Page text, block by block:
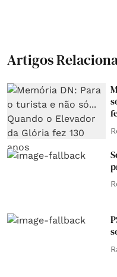
Artigos